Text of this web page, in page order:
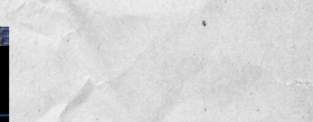
NOTICIAS
OPINIÓN
TENDENCIA